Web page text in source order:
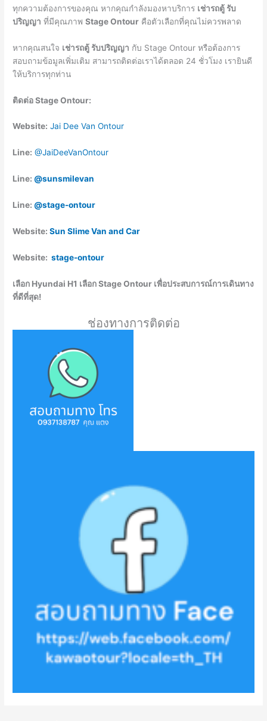
ทุกความต้องการของคุณ หากคุณกำลังมองหาบริการ เช่ารถตู้ รับ
ปริญญา ที่มีคุณภาพStage Ontour คือตัวเลือกที่คุณไม่ควรพลาด
หากคุณสนใจ เช่ารถตู้ รับปริญญา กับ Stage Ontour หรือต้องการ
สอบถามข้อมูลเพิ่มเติม สามารถติดต่อเราได้ตลอด 24 ชั่วโมง เรายินดี
ให้บริการทุกท่าน
ติดต่อ Stage Ontour:
Website: Jai Dee Van Ontour
Line: @JaiDeeVanOntour
Line:@sunsmilevan
Line:@stage-ontour
Website:Sun Slime Van and Car
Website:stage-ontour
เลือก Hyundai H1 เลือก Stage Ontour เพื่อประสบการณ์การเดินทาง
ที่ดีที่สุด!
ช่องทางการติดต่อ